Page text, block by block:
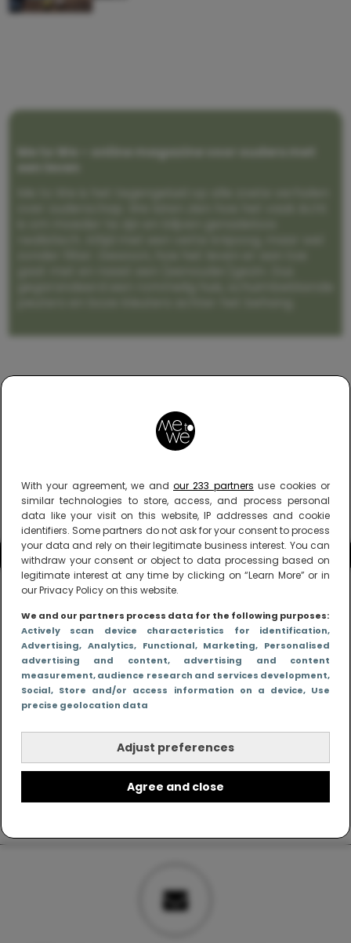
With your agreement, we and our 233 partners use cookies or
similar technologies to store, access, and process personal
data like your visit on this website, IP addresses and cookie
identifiers. Some partners do not ask for your consent to process
your data and rely on their legitimate business interest. You can
withdraw your consent or object to data processing based on
legitimate interest at any time by clicking on “Learn More” or in
our Privacy Policy on this website.
We and our partners process data for the following purposes:
Actively scan device characteristics for identification,
Advertising, Analytics, Functional, Marketing, Personalised
advertising and content, advertising and content
measurement, audience research and services development,
Social, Store and/or access information on a device, Use
precise geolocation data
Adjust preferences
Agree and close
Me to We – online magazine voor ouders met